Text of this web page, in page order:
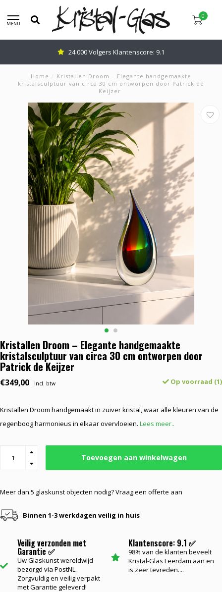
MENU
0
24.000 Volgers Klantenscore: 9.1
Home / Kristallen Droom – Elegante handgemaakte
kristalsculptuur van circa 30 cm ontworpen door Patrick de
Keijzer
Kristallen Droom – Elegante handgemaakte
kristalsculptuur van circa 30 cm ontworpen door
Patrick de Keijzer
€349,00 Incl. btw Op voorraad (1)
Kristallen Droom handgemaakt in zuiver kristal, waar alle kleuren van de
regenboog harmonieus in elkaar overvloeien. Lees meer..
Toevoegen aan winkelwagen
Meer dan 5 glaskunst objecten nodig? Vraag een offerte aan
Binnen 1-3 werkdagen veilig in huis
Veilig verzonden met
Garantie ✅
Uw Glaskunst wereldwijd
bezorgd via PostNL.
Zorgvuldig en veilig verpakt
met Garantie geleverd!
Klantenscore: 9.1 ✅
98% van de klanten beveelt
Kristal-Glas Leerdam aan en
is zeer tevreden....